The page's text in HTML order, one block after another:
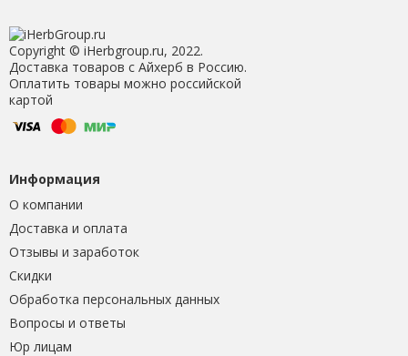
Copyright © iHerbgroup.ru, 2022.
Доставка товаров с Айхерб в Россию.
Оплатить товары можно российской
картой
Информация
О компании
Доставка и оплата
Отзывы и заработок
Скидки
Обработка персональных данных
Вопросы и ответы
Юр лицам